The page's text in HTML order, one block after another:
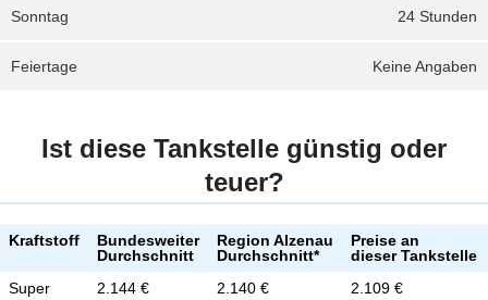
24 Stunden
Sonntag
Keine Angaben
Feiertage
Ist diese Tankstelle günstig oder
teuer?
Kraftstoff
Bundesweiter
Durchschnitt
Region Alzenau
Durchschnitt*
Preise an
dieser Tankstelle
Super
2.144 € 2.140 €
2.109 €